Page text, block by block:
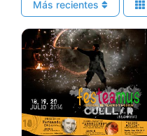
Más recientes